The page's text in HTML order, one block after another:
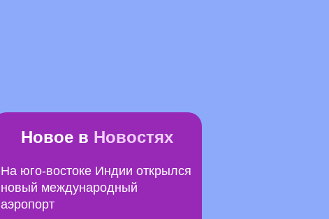
Новое в Новостях
На юго-востоке Индии открылся
новый международный
аэропорт